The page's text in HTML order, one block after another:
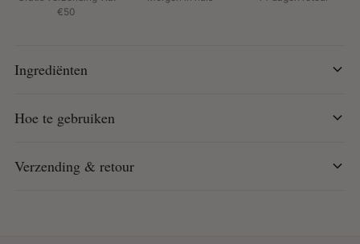
Eenvoudige applicatie: Makkelijk aan te brengen met
en touch-ups
Meng gelijke delen Cream Colourant en Cream
ontstaat.
€50
Ingrediënten
Hoe te gebruiken
Verzending & retour